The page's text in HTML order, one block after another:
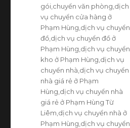
gói chuyển văn phòng dịch
vụ chuyển cửa hàng ở
Phạm Hùng dịch vụ chuyển
đồ dịch vụ chuyển đồ ở
Phạm Hùng dịch vụ chuyển
kho ở Phạm Hùng dịch vụ
chuyển nhà dịch vụ chuyển
nhà giá rẻ ở Phạm
Hùng dịch vụ chuyển nhà
giá rẻ ở Phạm Hùng Từ
Liêm dịch vụ chuyển nhà ở
Phạm Hùng dịch vụ chuyển